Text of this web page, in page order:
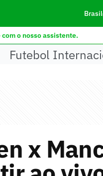
com o nosso assistente.
Futebol
x